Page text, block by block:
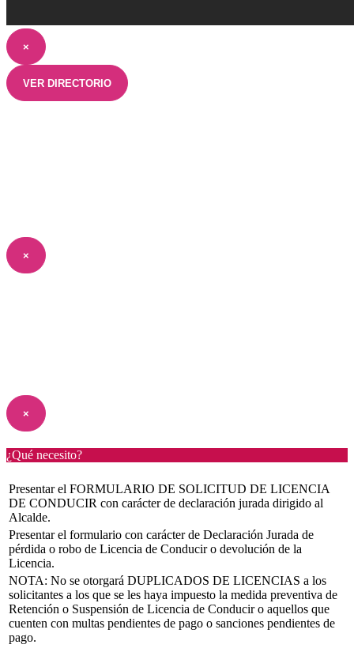
×
VER DIRECTORIO
×
×
¿Qué necesito?
Presentar el FORMULARIO DE SOLICITUD DE LICENCIA
DE CONDUCIR con carácter de declaración jurada dirigido al
Alcalde.
Presentar el formulario con carácter de Declaración Jurada de
pérdida o robo de Licencia de Conducir o devolución de la
Licencia.
NOTA: No se otorgará DUPLICADOS DE LICENCIAS a los
solicitantes a los que se les haya impuesto la medida preventiva de
Retención o Suspensión de Licencia de Conducir o aquellos que
cuenten con multas pendientes de pago o sanciones pendientes de
pago.